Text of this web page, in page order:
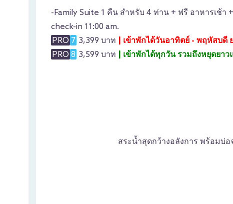
-Family Suite 1 คืน สำหรับ 4 ท่าน + ฟรี อาหารเช้า
check-in 11:00 am.
PRO 7 3,399 บาท
| เข้าพักได้วันอาทิตย์ - พฤหัสบ
PRO 8 3,599 บาท | เข้าพักได้ทุกวัน รวมถึงหยุดยา
สระน้ำสุดกว้างอลังการ พร้อมบ่